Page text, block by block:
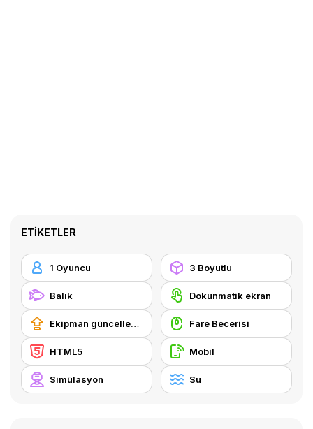
ETIKETLER
1 Oyuncu 3 Boyutlu
Balık Dokunmatik ekran
Ekipman güncellemesi satın alma Fare Becerisi
HTML5 Mobil
Simülasyon Su